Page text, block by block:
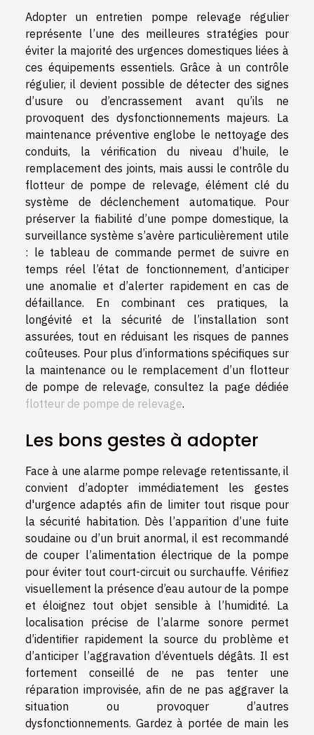
Adopter un entretien pompe relevage régulier
représente l’une des meilleures stratégies pour
éviter la majorité des urgences domestiques liées à
ces équipements essentiels. Grâce à un contrôle
régulier, il devient possible de détecter des signes
d’usure ou d’encrassement avant qu’ils ne
provoquent des dysfonctionnements majeurs. La
maintenance préventive englobe le nettoyage des
conduits, la vérification du niveau d’huile, le
remplacement des joints, mais aussi le contrôle du
flotteur de pompe de relevage, élément clé du
système de déclenchement automatique. Pour
préserver la fiabilité d’une pompe domestique, la
surveillance système s’avère particulièrement utile
: le tableau de commande permet de suivre en
temps réel l’état de fonctionnement, d’anticiper
une anomalie et d’alerter rapidement en cas de
défaillance. En combinant ces pratiques, la
longévité et la sécurité de l’installation sont
assurées, tout en réduisant les risques de pannes
coûteuses. Pour plus d’informations spécifiques sur
la maintenance ou le remplacement d’un flotteur
de pompe de relevage, consultez la page dédiée
flotteur de pompe de relevage.
Les bons gestes à adopter
Face à une alarme pompe relevage retentissante, il
convient d’adopter immédiatement les gestes
d'urgence adaptés afin de limiter tout risque pour
la sécurité habitation. Dès l’apparition d’une fuite
soudaine ou d’un bruit anormal, il est recommandé
de couper l’alimentation électrique de la pompe
pour éviter tout court-circuit ou surchauffe. Vérifiez
visuellement la présence d’eau autour de la pompe
et éloignez tout objet sensible à l’humidité. La
localisation précise de l’alarme sonore permet
d’identifier rapidement la source du problème et
d’anticiper l’aggravation d’éventuels dégâts. Il est
fortement conseillé de ne pas tenter une
réparation improvisée, afin de ne pas aggraver la
situation ou provoquer d’autres
dysfonctionnements. Gardez à portée de main les